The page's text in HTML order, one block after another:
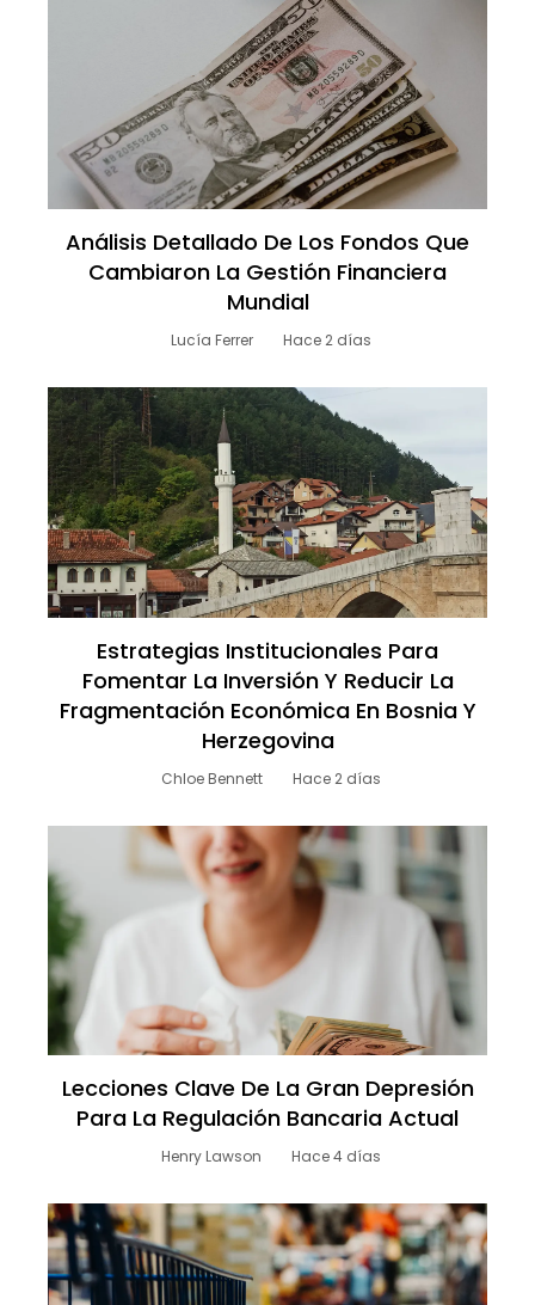
Análisis Detallado De Los Fondos Que
Cambiaron La Gestión Financiera
Mundial
Lucía Ferrer Hace 2 días
Estrategias Institucionales Para
Fomentar La Inversión Y Reducir La
Fragmentación Económica En Bosnia Y
Herzegovina
Chloe Bennett Hace 2 días
Lecciones Clave De La Gran Depresión
Para La Regulación Bancaria Actual
Henry Lawson Hace 4 días